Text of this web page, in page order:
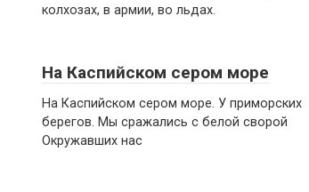
колхозах, в армии, во льдах.
На Каспийском сером море
На Каспийском сером море. У приморских
берегов. Мы сражались с белой сворой
Окружавших нас